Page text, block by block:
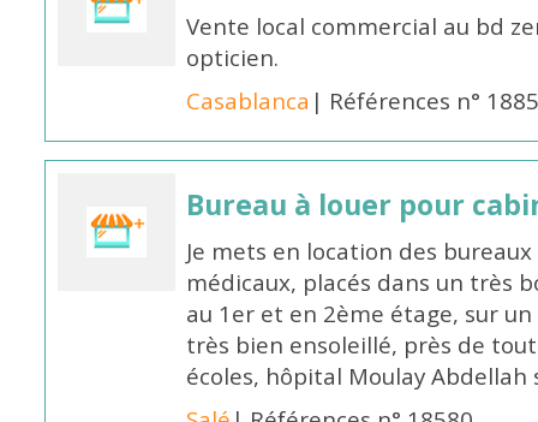
Vente local commercial au bd
opticien.
Casablanca | Références n°
Bureau à louer pour
Je mets en location des
médicaux, placés dans un très
au 1er et en 2ème étage, sur
très bien ensoleillé, près de
écoles, hôpital Moulay Abdellah